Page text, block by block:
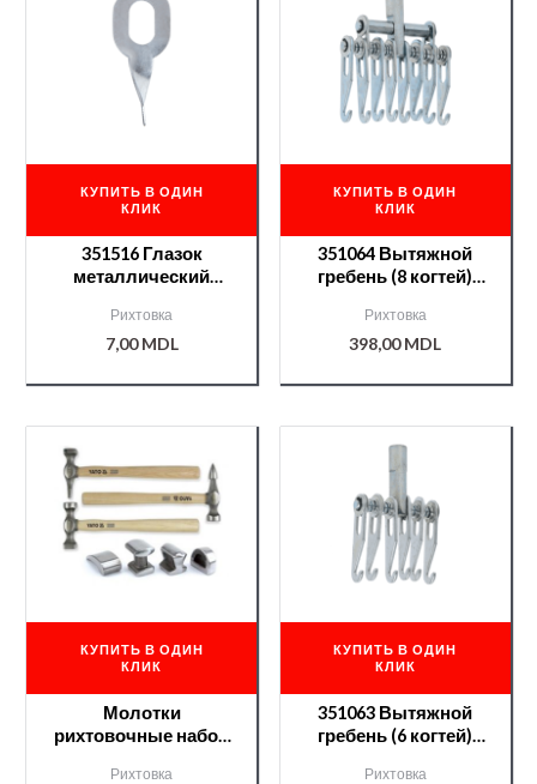
КУПИТЬ В ОДИН
КЛИК
351516 Глазок
металлический
напылением никель
Рихтовка
7,00MDL
КУПИТЬ В ОДИН
КЛИК
351064 Вытяжной
гребень (8 когтей)
Рихтовка
398,00MDL
КУПИТЬ В ОДИН
КЛИК
Молотки
рихтовочные набор
Рихтовка
КУПИТЬ В ОДИН
КЛИК
351063 Вытяжной
гребень (6 когтей)
Рихтовка